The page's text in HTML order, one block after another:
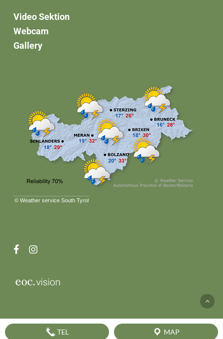
Video Sektion
Webcam
Gallery
© Weather service South Tyrol
facebookinstagram
TEL MAP